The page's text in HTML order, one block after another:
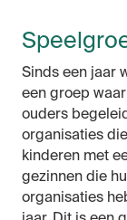
Sinds een jaar
een groep
ouders
organisaties
kinderen met
gezinnen die
organisaties